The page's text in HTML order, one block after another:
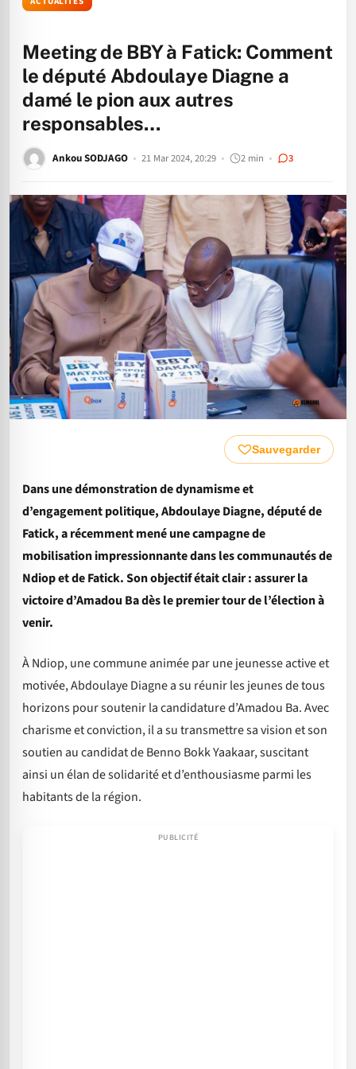
Meeting de BBY à Fatick: Comment
le député Abdoulaye Diagne a
damé le pion aux autres
responsables…
Ankou SODJAGO 21 Mar 2024, 20:29 2 min 3
Sauvegarder
Dans une démonstration de dynamisme et
d’engagement politique, Abdoulaye Diagne, député de
Fatick, a récemment mené une campagne de
mobilisation impressionnante dans les communautés de
Ndiop et de Fatick. Son objectif était clair : assurer la
victoire d’Amadou Ba dès le premier tour de l’élection à
venir.
À Ndiop, une commune animée par une jeunesse active et
motivée, Abdoulaye Diagne a su réunir les jeunes de tous
horizons pour soutenir la candidature d’Amadou Ba. Avec
charisme et conviction, il a su transmettre sa vision et son
soutien au candidat de Benno Bokk Yaakaar, suscitant
ainsi un élan de solidarité et d’enthousiasme parmi les
habitants de la région.